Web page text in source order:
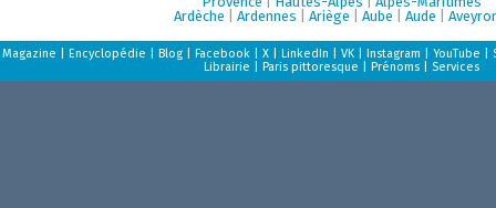
Ardèche
Ardennes Ariège Aube Aude
Magazine Encyclopédie Blog| Facebook| X| LinkedIn VK| Instagram YouTube
Librairie
Paris pittoresque Prénoms| Services